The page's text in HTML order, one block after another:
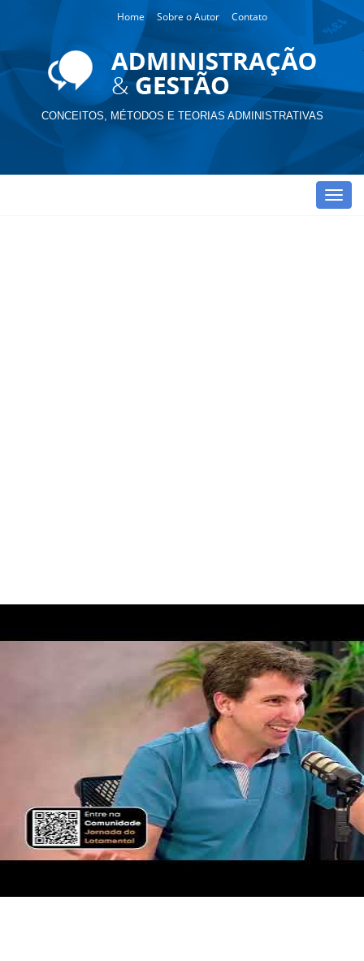
Home Sobre o Autor Contato
CONCEITOS, MÉTODOS E TEORIAS ADMINISTRATIVAS